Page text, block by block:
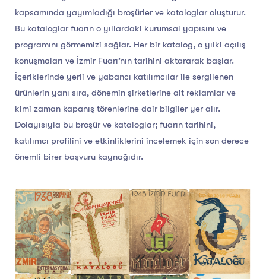
kapsamında yayımladığı broşürler ve kataloglar oluşturur.
Bu kataloglar fuarın o yıllardaki kurumsal yapısını ve
programını görmemizi sağlar. Her bir katalog, o yılki açılış
konuşmaları ve İzmir Fuarı’nın tarihini aktararak başlar.
İçeriklerinde yerli ve yabancı katılımcılar ile sergilenen
ürünlerin yanı sıra, dönemin şirketlerine ait reklamlar ve
kimi zaman kapanış törenlerine dair bilgiler yer alır.
Dolayısıyla bu broşür ve kataloglar; fuarın tarihini,
katılımcı profilini ve etkinliklerini incelemek için son derece
önemli birer başvuru kaynağıdır.